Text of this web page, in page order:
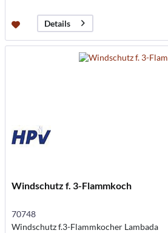
Details
Windschutz f. 3-Flammkoch
70748
Windschutz f.3-Flammkocher Lambada